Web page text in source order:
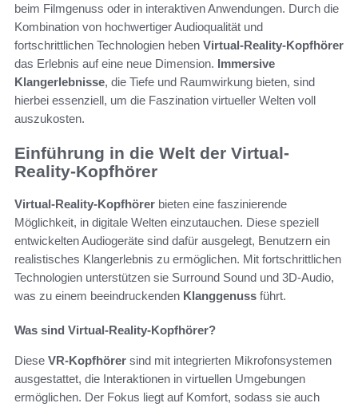
beim Filmgenuss oder in interaktiven Anwendungen. Durch die
Kombination von hochwertiger Audioqualität und
fortschrittlichen Technologien heben Virtual-Reality-Kopfhörer
das Erlebnis auf eine neue Dimension. Immersive
Klangerlebnisse, die Tiefe und Raumwirkung bieten, sind
hierbei essenziell, um die Faszination virtueller Welten voll
auszukosten.
Einführung in die Welt der Virtual-
Reality-Kopfhörer
Virtual-Reality-Kopfhörer bieten eine faszinierende
Möglichkeit, in digitale Welten einzutauchen. Diese speziell
entwickelten Audiogeräte sind dafür ausgelegt, Benutzern ein
realistisches Klangerlebnis zu ermöglichen. Mit fortschrittlichen
Technologien unterstützen sie Surround Sound und 3D-Audio,
was zu einem beeindruckenden Klanggenuss führt.
Was sind Virtual-Reality-Kopfhörer?
Diese VR-Kopfhörer sind mit integrierten Mikrofonsystemen
ausgestattet, die Interaktionen in virtuellen Umgebungen
ermöglichen. Der Fokus liegt auf Komfort, sodass sie auch